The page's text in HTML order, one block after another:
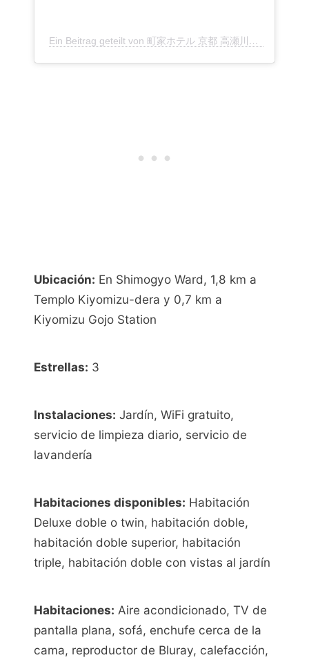
Ein Beitrag geteilt von 町家ホテル 京都 高瀬川別邸 (@takasegawabettei)
Ubicación: En Shimogyo Ward, 1,8 km a
Templo Kiyomizu-dera y 0,7 km a
Kiyomizu Gojo Station
Estrellas: 3
Instalaciones: Jardín, WiFi gratuito,
servicio de limpieza diario, servicio de
lavandería
Habitaciones disponibles: Habitación
Deluxe doble o twin, habitación doble,
habitación doble superior, habitación
triple, habitación doble con vistas al jardín
Habitaciones: Aire acondicionado, TV de
pantalla plana, sofá, enchufe cerca de la
cama, reproductor de Bluray, calefacción,